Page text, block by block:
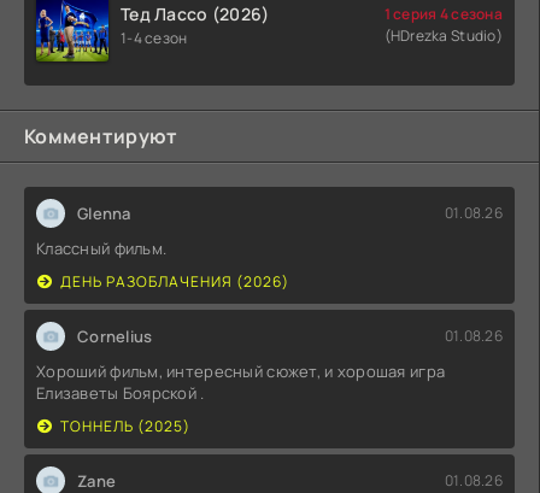
Тед Лассо (2026)
1-4 сезон
1 серия 4 сезона
(HDrezka Studio)
Комментируют
Glenna 01.08.26
Классный фильм.
ДЕНЬ РАЗОБЛАЧЕНИЯ (2026)
Cornelius 01.08.26
Хороший фильм, интересный сюжет, и хорошая игра
Елизаветы Боярской .
ТОННЕЛЬ (2025)
Zane 01.08.26